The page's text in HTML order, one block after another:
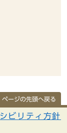
ページの先頭へ戻る
ビリティ方針